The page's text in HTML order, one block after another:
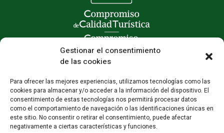
Gestionar el consentimiento
de las cookies
Para ofrecer las mejores experiencias, utilizamos tecnologías como las
cookies para almacenar y/o acceder a la información del dispositivo. El
consentimiento de estas tecnologías nos permitirá procesar datos
como el comportamiento de navegación o las identificaciones únicas en
este sitio. No consentir o retirar el consentimiento, puede afectar
negativamente a ciertas características y funciones.